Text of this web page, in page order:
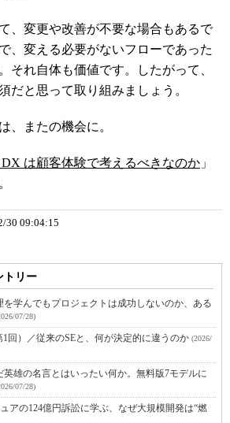
、変更や改善が不要な場合もあるで
、変える必要がないフローであった
それ自体も価値です。したがって、
だと思って取り組みましょう。
、またの機会に。
DX は顧客体験で考えるべきなのか 」
30 09:04:15
トリー
学んでもプロジェクトは成功しないのか、ある
07/28)
回）／従来のSEと、何が決定的に違うのか (2026/
雄の名言とはいったい何か。無料版7モデルに
07/28)
アの124億円訴訟に学ぶ、なぜ大規模開発は“燃